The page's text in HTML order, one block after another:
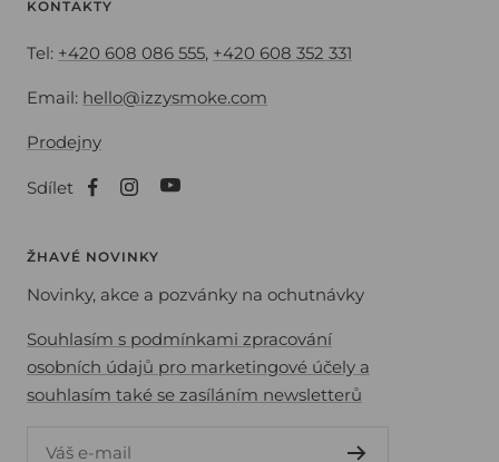
KONTAKTY
Tel: +420 608 086 555, +420 608 352 331
Email: hello@izzysmoke.com
Prodejny
Sdílet
ŽHAVÉ NOVINKY
Novinky, akce a pozvánky na ochutnávky
Souhlasím s podmínkami zpracování
osobních údajů pro marketingové účely a
souhlasím také se zasíláním newsletterů
Váš e-mail